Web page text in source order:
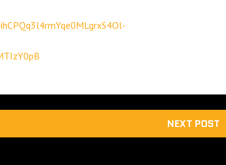
NEXT POST